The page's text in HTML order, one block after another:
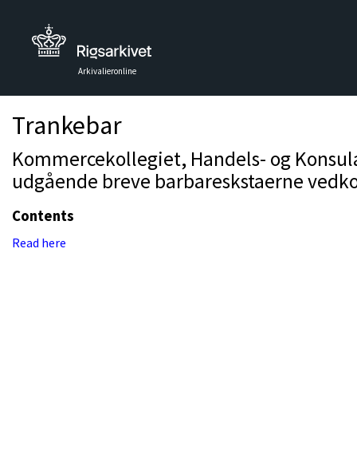
Arkivalieronline
Trankebar
Kommercekollegiet, Handels- og
udgående breve barbareskstaerne
Contents
Read here